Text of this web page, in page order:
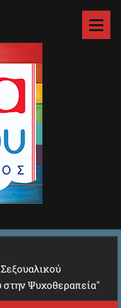
Ψυχοθεραπεία"